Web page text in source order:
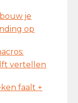
je
op
vertellen
faalt +